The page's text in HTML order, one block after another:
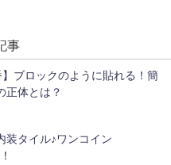
事
】ブロックのように貼れる！簡
正体とは？
装タイル♪ワンコイン